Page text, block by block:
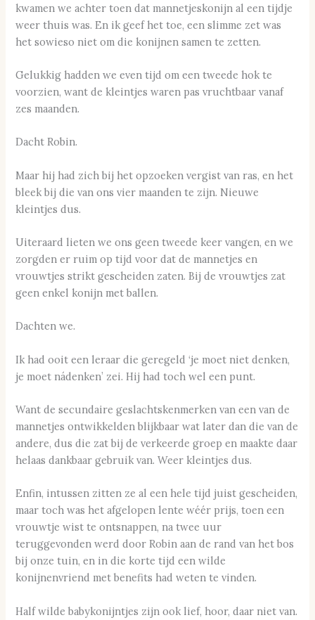
kwamen we achter toen dat mannetjeskonijn al een tijdje
weer thuis was. En ik geef het toe, een slimme zet was
het sowieso niet om die konijnen samen te zetten.
Gelukkig hadden we even tijd om een tweede hok te
voorzien, want de kleintjes waren pas vruchtbaar vanaf
zes maanden.
Dacht Robin.
Maar hij had zich bij het opzoeken vergist van ras, en het
bleek bij die van ons vier maanden te zijn. Nieuwe
kleintjes dus.
Uiteraard lieten we ons geen tweede keer vangen, en we
zorgden er ruim op tijd voor dat de mannetjes en
vrouwtjes strikt gescheiden zaten. Bij de vrouwtjes zat
geen enkel konijn met ballen.
Dachten we.
Ik had ooit een leraar die geregeld ‘je moet niet denken,
je moet nádenken’ zei. Hij had toch wel een punt.
Want de secundaire geslachtskenmerken van een van de
mannetjes ontwikkelden blijkbaar wat later dan die van de
andere, dus die zat bij de verkeerde groep en maakte daar
helaas dankbaar gebruik van. Weer kleintjes dus.
Enfin, intussen zitten ze al een hele tijd juist gescheiden,
maar toch was het afgelopen lente wéér prijs, toen een
vrouwtje wist te ontsnappen, na twee uur
teruggevonden werd door Robin aan de rand van het bos
bij onze tuin, en in die korte tijd een wilde
konijnenvriend met benefits had weten te vinden.
Half wilde babykonijntjes zijn ook lief, hoor, daar niet van.